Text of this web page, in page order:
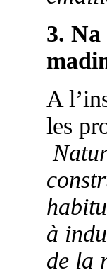
3.
A
les
à
de la